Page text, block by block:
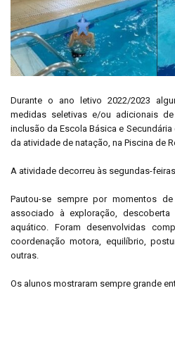
Durante o ano letivo 2022/2023
medidas seletivas e/ou adicionais
inclusão da Escola Básica e
da atividade de natação, na Piscina de
A atividade decorreu às segundas-
Pautou-se sempre por momentos
associado à exploração,
aquático. Foram desenvolvidas
coordenação motora, equilíbrio,
outras.
Os alunos mostraram sempre grande